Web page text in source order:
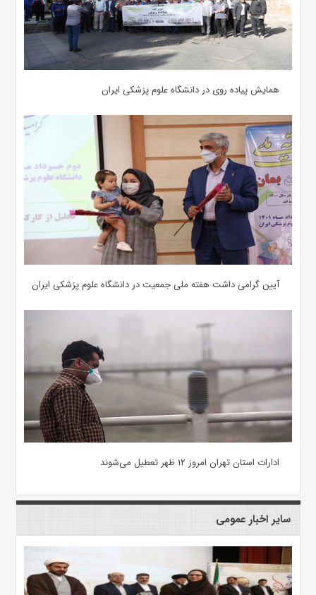
همایش پیاده روی در دانشگاه علوم پزشکی ایران
آیین گرامی داشت هفته ملی جمعیت در دانشگاه علوم پزشکی ایران
ادارات استان تهران امروز ۱۲ ظهر تعطیل می‌شوند
سایر اخبار عمومی